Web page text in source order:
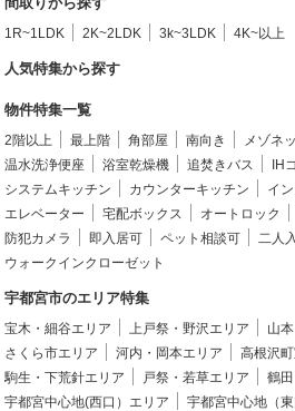
1R~1LDK 2K~2LDK 3k~3LDK 4K~以上
人気特集から探す
物件特集一覧
2階以上 最上階 角部屋 南向き メゾネ
温水洗浄便座
浴室乾燥機 追焚きバス IH
システムキッチン
カウンターキッチン イ
エレベーター
宅配ボックス オートロック
防犯カメラ
即入居可 ペット相談可
二人
ウォークインクローゼット
宇都宮市のエリア特集
宝木・細谷エリア 上戸祭・野沢エリア
山
さくら市エリア
河内・岡本エリア
高根沢
駒生・下荒針エリア
戸祭・若草エリア
鶴
宇都宮中心地(西口）エリア
宇都宮中心地（